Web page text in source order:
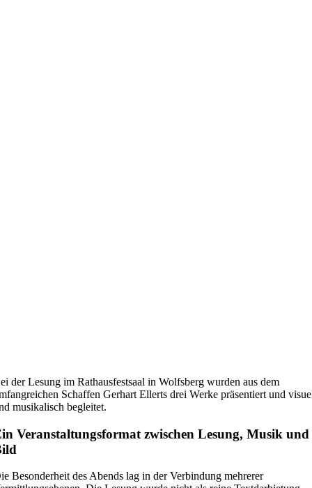
der Lesung im Rathausfestsaal in Wolfsberg wurden aus dem
Schaffen Gerhart Ellerts drei Werke präsentiert und
musikalisch begleitet.
Veranstaltungsformat zwischen Lesung, Musik und
Besonderheit des Abends lag in der Verbindung mehrerer